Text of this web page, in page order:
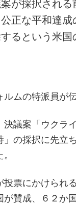
が採択される
正な平和達成
るという米国
ムの特派員が伝
決議案「ウクラ
」の採択に先立
投票にかけられ
が賛成、６２か